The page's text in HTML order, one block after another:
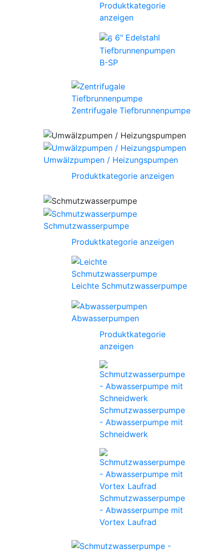
Produktkategorie
anzeigen
6" Edelstahl
Tiefbrunnenpumpen
B-SP
Zentrifugale Tiefbrunnenpumpe
Umwälzpumpen / Heizungspumpen
Produktkategorie anzeigen
Schmutzwasserpumpe
Produktkategorie anzeigen
Leichte Schmutzwasserpumpe
Abwasserpumpen
Produktkategorie
anzeigen
Schmutzwasserpumpe
- Abwasserpumpe mit
Schneidwerk
Schmutzwasserpumpe
- Abwasserpumpe mit
Vortex Laufrad